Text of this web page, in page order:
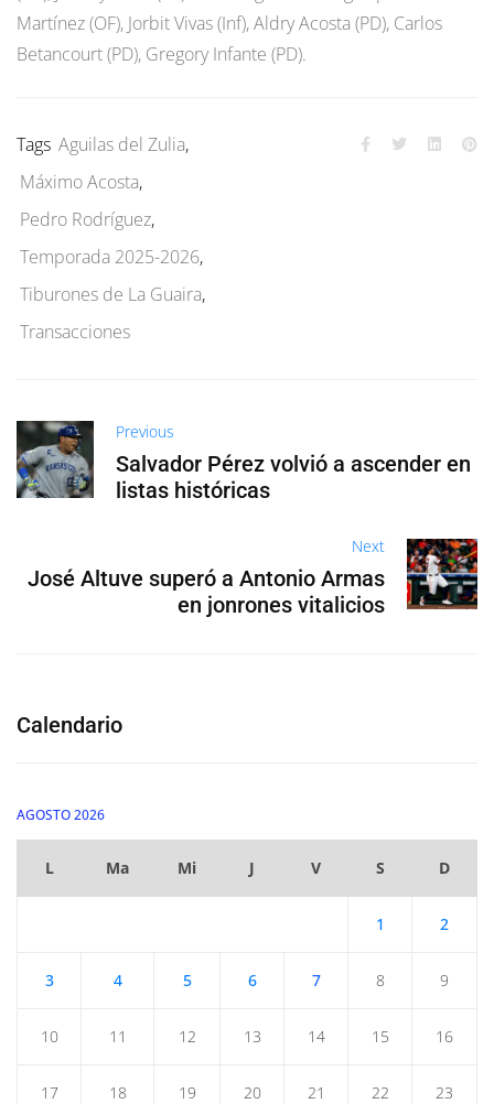
Martínez (OF), Jorbit Vivas (Inf), Aldry Acosta (PD), Carlos
Betancourt (PD), Gregory Infante (PD).
Tags Aguilas del Zulia,
Máximo Acosta,
Pedro Rodríguez,
Temporada 2025-2026,
Tiburones de La Guaira,
Transacciones
Previous
Salvador Pérez volvió a ascender en
listas históricas
Next
José Altuve superó a Antonio Armas
en jonrones vitalicios
Calendario
AGOSTO 2026
L Ma Mi J V S D
1 2
3 4 5 6 7 8 9
10 11 12 13 14 15 16
17 18 19 20 21 22 23